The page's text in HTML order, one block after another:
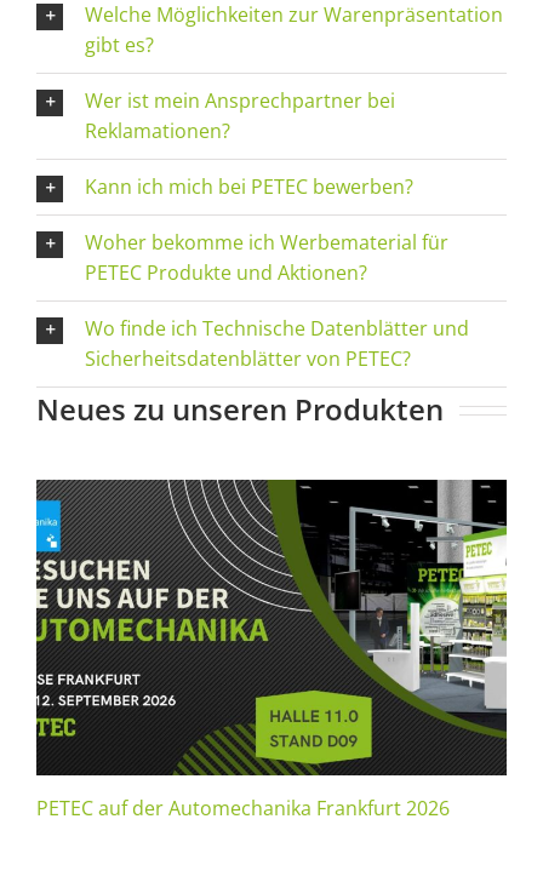
Welche Möglichkeiten zur Warenpräsentation
gibt es?
Wer ist mein Ansprechpartner bei
Reklamationen?
Kann ich mich bei PETEC bewerben?
Woher bekomme ich Werbematerial für
PETEC Produkte und Aktionen?
Wo finde ich Technische Datenblätter und
Sicherheitsdatenblätter von PETEC?
Neues zu unseren Produkten
PETEC auf der Automechanika Frankfurt 2026